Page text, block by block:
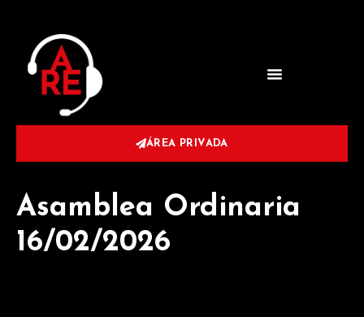
ÁREA PRIVADA
Asamblea Ordinaria
16/02/2026